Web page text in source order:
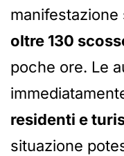
manifestazione
oltre 130
poche ore. Le
residenti e
situazione